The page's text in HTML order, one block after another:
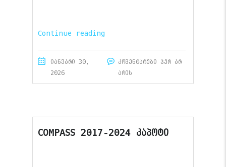
Continue reading
იანვარი 30,
2026
კომენტარები ჯერ არ
არის
COMPASS 2017-2024 კაპოტი